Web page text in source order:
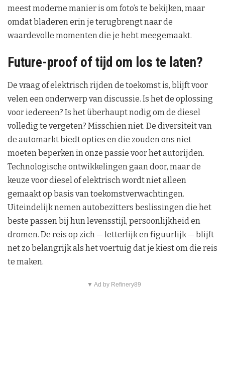
meest moderne manier is om foto’s te bekijken, maar
omdat bladeren erin je terugbrengt naar de
waardevolle momenten die je hebt meegemaakt.
Future-proof of tijd om los te laten?
De vraag of elektrisch rijden de toekomst is, blijft voor
velen een onderwerp van discussie. Is het de oplossing
voor iedereen? Is het überhaupt nodig om de diesel
volledig te vergeten? Misschien niet. De diversiteit van
de automarkt biedt opties en die zouden ons niet
moeten beperken in onze passie voor het autorijden.
Technologische ontwikkelingen gaan door, maar de
keuze voor diesel of elektrisch wordt niet alleen
gemaakt op basis van toekomstverwachtingen.
Uiteindelijk nemen autobezitters beslissingen die het
beste passen bij hun levensstijl, persoonlijkheid en
dromen. De reis op zich — letterlijk en figuurlijk — blijft
net zo belangrijk als het voertuig dat je kiest om die reis
te maken.
▼ Ad by Refinery89